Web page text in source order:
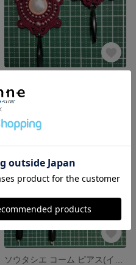
展示中